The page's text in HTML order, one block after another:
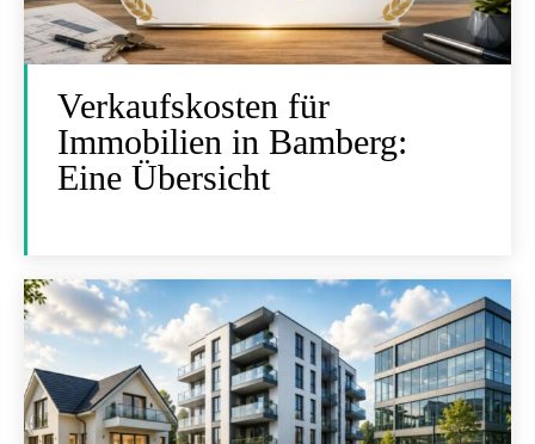
Verkaufskosten für
Immobilien in Bamberg:
Eine Übersicht